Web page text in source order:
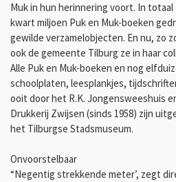
Muk in hun herinnering voort. In totaal
kwart miljoen Puk en Muk-boeken
gewilde verzamelobjecten. En nu, zo
ook de gemeente Tilburg ze in haar
Alle Puk en Muk-boeken en nog
schoolplaten, leesplankjes,
ooit door het R.K. Jongensweeshuis
Drukkerij Zwijsen (sinds 1958) zijn
het Tilburgse Stadsmuseum.
Onvoorstelbaar
“Negentig strekkende meter’, zegt